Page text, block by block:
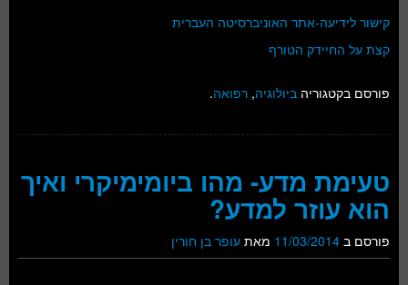
קישור לידיעה-אתר האוניברסיטה העברית
קצת על החיידק הטורף
פורסם בקטגוריה ביולוגיה, רפואה.
טעימת מדע- מהו ביומימיקרי ואיך
הוא עוזר למדע?
פורסם ב 11/03/2014 מאת עופר בן חורין